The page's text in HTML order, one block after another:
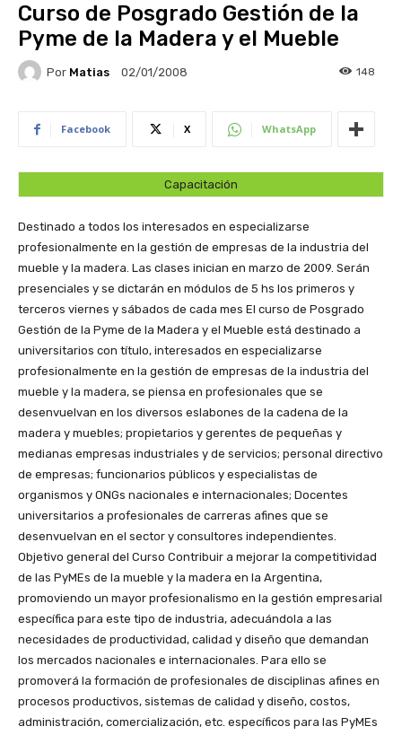
Curso de Posgrado Gestión de la
Pyme de la Madera y el Mueble
Por Matias 02/01/2008 148
Facebook X WhatsApp
Capacitación
Destinado a todos los interesados en especializarse
profesionalmente en la gestión de empresas de la industria del
mueble y la madera. Las clases inician en marzo de 2009. Serán
presenciales y se dictarán en módulos de 5 hs los primeros y
terceros viernes y sábados de cada mes El curso de Posgrado
Gestión de la Pyme de la Madera y el Mueble está destinado a
universitarios con título, interesados en especializarse
profesionalmente en la gestión de empresas de la industria del
mueble y la madera, se piensa en profesionales que se
desenvuelvan en los diversos eslabones de la cadena de la
madera y muebles; propietarios y gerentes de pequeñas y
medianas empresas industriales y de servicios; personal directivo
de empresas; funcionarios públicos y especialistas de
organismos y ONGs nacionales e internacionales; Docentes
universitarios a profesionales de carreras afines que se
desenvuelvan en el sector y consultores independientes.
Objetivo general del Curso Contribuir a mejorar la competitividad
de las PyMEs de la mueble y la madera en la Argentina,
promoviendo un mayor profesionalismo en la gestión empresarial
específica para este tipo de industria, adecuándola a las
necesidades de productividad, calidad y diseño que demandan
los mercados nacionales e internacionales. Para ello se
promoverá la formación de profesionales de disciplinas afines en
procesos productivos, sistemas de calidad y diseño, costos,
administración, comercialización, etc. específicos para las PyMEs